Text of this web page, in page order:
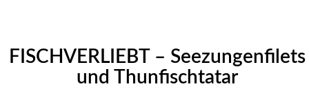
FISCHVERLIEBT – Seezungenfilets
und Thunfischtatar